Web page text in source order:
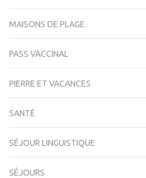
MAISONS DE PLAGE
PASS VACCINAL
PIERRE ET VACANCES
SANTÉ
SÉJOUR LINGUISTIQUE
SÉJOURS